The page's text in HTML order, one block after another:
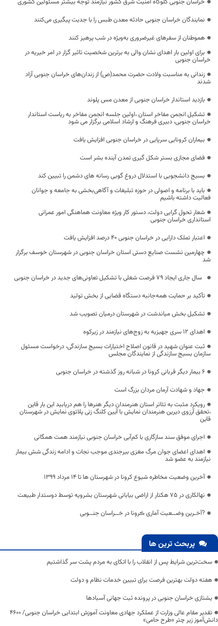
خراسان جنوبی گلوگاه امنیت شرق کشور نیازمند توجه بیشتر مسئولین کشوری
نمایندگان خراسان جنوبی حادثه معدن طبس را با جدیت پیگیری می‌کنند
هموطنان از سفرهای غیرضروری به‌ویژه در شب پرهیز کنند
برای اولین بار اهدای نشان والی به برترین شخصیت تاثیر گزار در امر خیریه در
خراسان جنوبی
زندانی به مناسبت ولادت حضرت محمد(ص) از زندان‌های خراسان جنوبی آزاد
شدند
بازدید استاندار خراسان جنوبی از معدن مس پلوند
تشکیل انجمن مفاخر استان ،اولین جلسه انجمن مفاخر به ریاست استاندار
خراسان جنوبی، دبیری فرهنگ و ارشاد اسلامی برگزار می شود
بیماران کرونایی سرپایی در خراسان جنوبی افزایش یافت
فضای مجازی بستر شکل گیری تمدن آینده بشر است
بسیج دانشجویی با استدلال دروغ گویی رسانه های دشمن را تبیین کند
باید با برنامه و اصولی در حوزه تبلیغات و آگاهی‌بخشی به جامعه و جوانان
فعالیت داشته باشیم
شعار تحول گرایی دولت، دستور کار ویژه معاونت هماهنگی امور عمرانی
استانداری خراسان جنوبی
اعتبار تملک دارایی در خراسان جنوبی ۴۰ درصد افزایش یافت
چهارمین نشست صنایع دستی استان خراسان جنوبی در شهرستان خوسف برگزار
شد
سال جاری ایجاد ۷۹ فرصت شغلی با تشکیل تعاونی‌های جدید در خراسان جنوبی
تأکید بر حمایت همه‌جانبه دستگاه قضایی از بخش تولید
تشکیل بخش میاندشت در شهرستان درمیان تصویب شد
اهدای ۱۲ سری جهیزیه به زوج‌های نیازمند در زیرکوه
ثبت عنوان شهید در قانون اصلاح اختیارات بسیج سازندگی، درخواست مسئول
سازمان بسیج سازندگی از نمایندگان مجلس
۶ بیمار دیگر قربانی کرونا در شبانه روز گذشته در خراسان جنوبی
جهاد و شهادت آرمان مردان بزرگ است
رویکرد مثبت به تئاتر استان هنرمندان دیگر هنرها را هم دریابید این بار قاین
،تحقق آرزوی دیرین هنرمندان نمایش با آیین کلنگ زنی پلاتوی نمایش در شهرستان
قاین
اجرای موفق سند سازگاری با کم‌آبی خراسان جنوبی نیازمند همت همگانی
اهدای اعضای جوان مرگ مغزی بیرجندی موجب نجات و ادامه زندگی شش بیمار
نیازمند به عضو شد
آخرین وضعیت مخاطره شیوع کرونا در شهرستان ها تا 14 مرداد 1399
نهالکاری در 75 هکتار از اراضی بیابانی شهرستان بشرویه توسط دوستدار طبیعت
?آخـرین وضــعیت آماری ڪرونا در خــراسان جنــوبی
پربحث ترین ها
سخت‌ترین شرایط پس از انقلاب را با اتکای به مردم پشت سر گذاشتیم
هفته دولت بهترین فرصت برای تبیین خدمات نظام و دولت
یشتازی خراسان جنوبی در پرونده ثبت جهانی آسبادها
تقدیر مقام عالی وزارت از عملکرد جهادی معاونت آموزش ابتدایی خراسان جنوبی/ ۴۶۰۰
دانش‌آموز زیر چتر «طرح حامی»